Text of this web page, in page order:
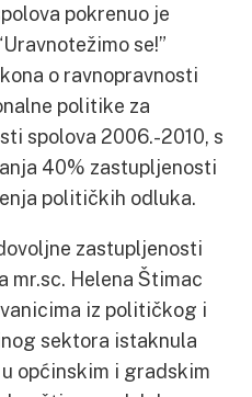
pokrenuo je
se!”
o ravnopravnosti
politike za
spolova 2006.-2010, s
40% zastupljenosti
političkih odluka.
zastupljenosti
mr.sc. Helena Štimac
iz političkog i
sektora istaknula
općinskim i gradskim